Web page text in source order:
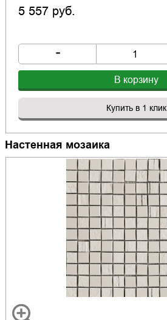
5 557 руб.
-
В корзину
Купить в 1 клик
Настенная мозаика